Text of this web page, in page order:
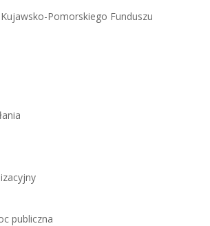
Pomorskiego Funduszu
publiczna